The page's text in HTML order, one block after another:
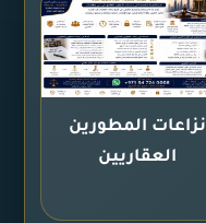
نزاعات المطورين
العقاريين